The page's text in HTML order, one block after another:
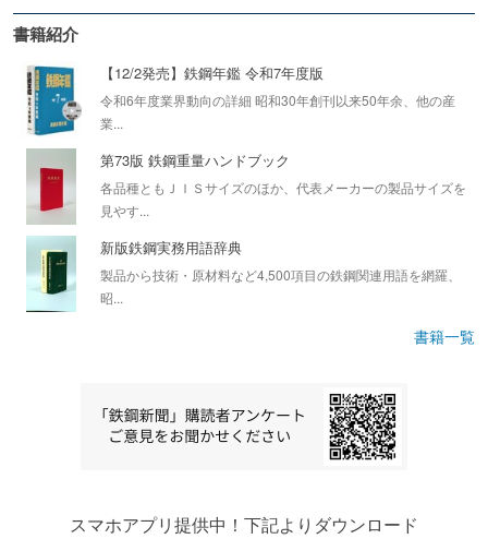
書籍紹介
【12/2発売】鉄鋼年鑑 令和7年度版
令和6年度業界動向の詳細 昭和30年創刊以来50年余、他の産
業...
第73版 鉄鋼重量ハンドブック
各品種ともＪＩＳサイズのほか、代表メーカーの製品サイズを
見やす...
新版鉄鋼実務用語辞典
製品から技術・原材料など4,500項目の鉄鋼関連用語を網羅、
昭...
書籍一覧
スマホアプリ提供中！下記よりダウンロード